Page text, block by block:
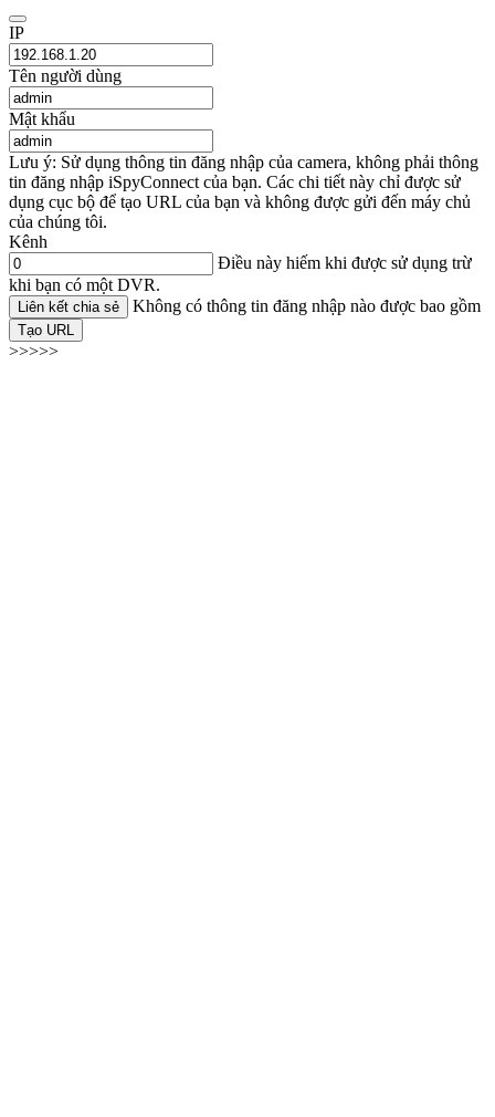
IP
Tên người dùng
Mật khẩu
Lưu ý: Sử dụng thông tin đăng nhập của camera, không phải thông
tin đăng nhập iSpyConnect của bạn. Các chi tiết này chỉ được sử
dụng cục bộ để tạo URL của bạn và không được gửi đến máy chủ
của chúng tôi.
Kênh
Điều này hiếm khi được sử dụng trừ
khi bạn có một DVR.
Liên kết chia sẻ Không có thông tin đăng nhập nào được bao gồm
Tạo URL
>>>>>